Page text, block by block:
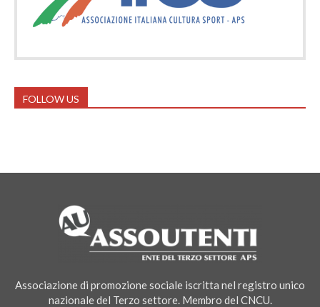
FOLLOW US
Associazione di promozione sociale iscritta nel registro unico
nazionale del Terzo settore. Membro del CNCU.